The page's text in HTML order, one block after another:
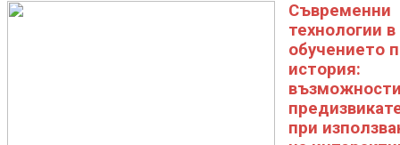
Съвременни
технологии в
обучението
история:
при